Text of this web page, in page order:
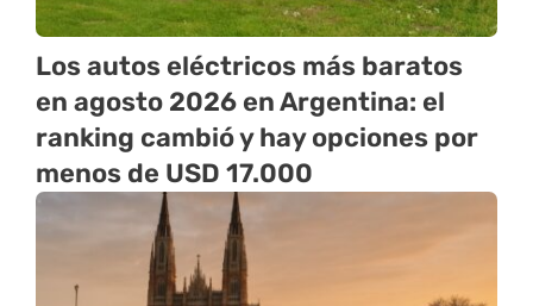
Los autos eléctricos más baratos
en agosto 2026 en Argentina: el
ranking cambió y hay opciones por
menos de USD 17.000